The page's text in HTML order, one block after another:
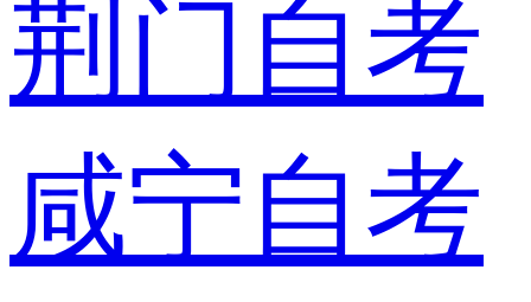
荆门自考
咸宁自考